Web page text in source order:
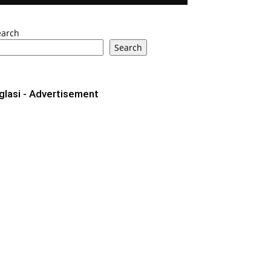
Search
- Advertisement